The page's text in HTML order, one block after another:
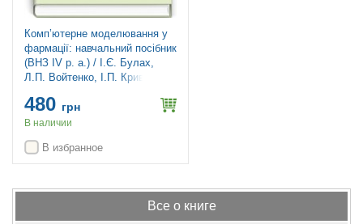
Комп’ютерне моделювання у
фармації: навчальний посібник
(ВНЗ IV р. а.) / І.Є. Булах,
Л.П. Войтенко, І.П. Кривенко.
480 грн
В наличии
В избранное
Все о книге